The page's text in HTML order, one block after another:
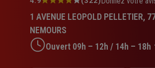
4.9
sur
5
étoiles
1 AVENUE LEOPOLD PELLETIER,
NEMOURS
Ouvert 09h – 12h / 14h – 18h